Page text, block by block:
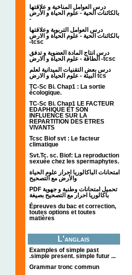
درس العوامل المناخية و علاقتها
بالكائنات الحية - علوم الحياة و الأرض
-
درس العوامل التربوية وعلاقتها
بالكائنات الحية - علوم الحياة و الارض
-tcsc
درس انتاج المادة العضوية و تدفق
الطاقة - علوم الحياة و الارض -tcsc
درس بعض التقنيات الميدانية لعلم
البيئة - علوم الحياة و الارض tcs
TC-Sc Bi. Chap1 : La sortie
écologique.
TC-Sc Bi. Chap1 LE FACTEUR
EDAPHIQUE ET SON
INFLUENCE SUR LA
REPARTITION DES ETRES
VIVANTS
Tcsc Biof svt : Le facteur
climatique
Svt.Tc. sc. Biof: La reproduction
sexuée chez les spermaphytes.
امتحانات الباكالوريا احرار علوم الحياة
والأرض مع التصحيح
PDF تحميل امتحانات وطنية و جهوية
باكالوريا احرار مع التصحيح بصيغة
Épreuves du bac et correction,
toutes options et toutes
matières
L'anglais
Examples of simple past
.simple present. simple futur ...
Grammar tronc commun